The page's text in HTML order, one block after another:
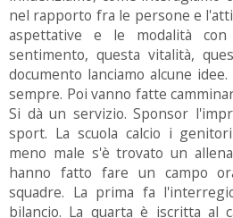
nel rapporto fra le persone e
aspettative e le modalità
sentimento, questa vitalità,
documento lanciamo alcune
sempre. Poi vanno fatte
Si dà un servizio. Sponsor
sport. La scuola calcio i
meno male s'è trovato un
hanno fatto fare un campo
squadre. La prima fa
bilancio. La quarta è iscritta al